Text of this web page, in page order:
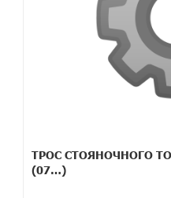
ТРОС СТОЯНОЧНОГО
(07…)